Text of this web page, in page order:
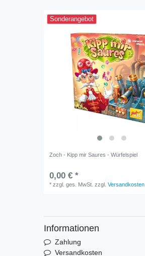
Sonderangebot
Zoch - Kipp mir Saures - Würfelspiel
0,00 € *
*zzgl. ges. MwSt. zzgl.Versandkosten
Informationen
Zahlung
Versandkosten